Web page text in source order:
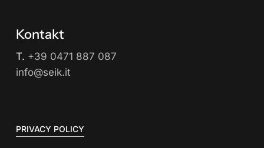
Kontakt
T. +39 0471 887 087
info@seik.it
PRIVACY POLICY